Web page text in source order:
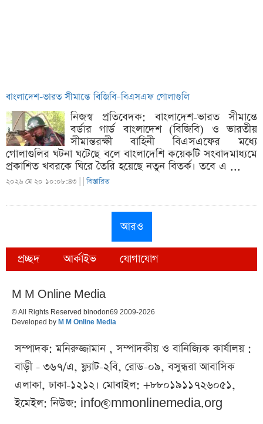
বাংলাদেশ-ভারত সীমান্তে বিজিবি–বিএসএফ গোলাগুলি
নিজস্ব প্রতিবেদক: বাংলাদেশ-ভারত সীমান্তে
বর্ডার গার্ড বাংলাদেশ (বিজিবি) ও ভারতীয়
সীমান্তরক্ষী বাহিনী বিএসএফের মধ্যে
গোলাগুলির ঘটনা ঘটেছে বলে বাংলাদেশি কয়েকটি সংবাদমাধ্যমে
প্রকাশিত খবরকে ঘিরে তৈরি হয়েছে নতুন বিতর্ক। তবে এ ...
২০২৬ মে ২০ ১০:০৮:৪৩ | |বিস্তারিত
আরও
প্রচ্ছদ আর্কাইভ যোগাযোগ
M M Online Media
© All Rights Reserved binodon69 2009-2026
Developed by M M Online Media
সম্পাদক: মনিরুজ্জামান , সম্পাদকীয় ও বানিজ্যিক কার্যালয় :
বাড়ী - ৩৬৭/এ, ফ্ল্যাট-২বি, রোড-০৯, বসুন্ধরা আবাসিক
এলাকা, ঢাকা-১২১২। মোবাইল: +৮৮০১৯১১৭২৬০৫১,
ইমেইল: নিউজ: info@mmonlinemedia.org